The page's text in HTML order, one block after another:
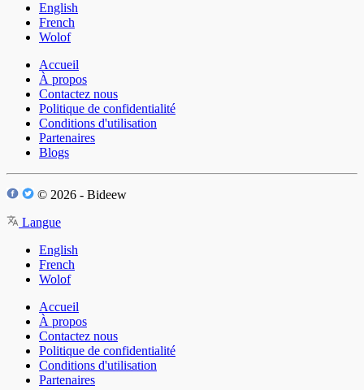
English
French
Wolof
Accueil
À propos
Contactez nous
Politique de confidentialité
Conditions d'utilisation
Partenaires
Blogs
© 2026 - Bideew
Langue
English
French
Wolof
Accueil
À propos
Contactez nous
Politique de confidentialité
Conditions d'utilisation
Partenaires